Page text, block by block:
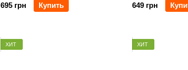
695 грн
Купить
649 грн
ХИТ ХИТ